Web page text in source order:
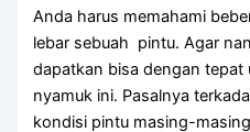
Anda harus memahami
lebar sebuah pintu. Agar
dapatkan bisa dengan
nyamuk ini. Pasalnya
kondisi pintu masing-